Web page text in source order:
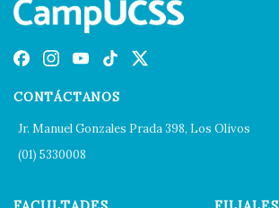
CONTÁCTANOS
Jr. Manuel Gonzales Prada 398, Los Olivos
(01) 5330008